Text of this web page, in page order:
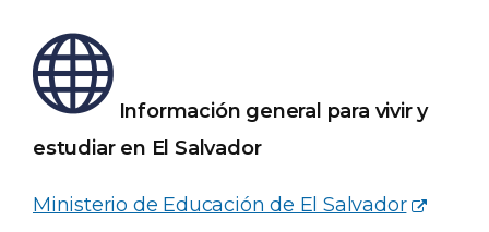
Información general para vivir y
estudiar en El Salvador
Ministerio de Educación de El Salvador